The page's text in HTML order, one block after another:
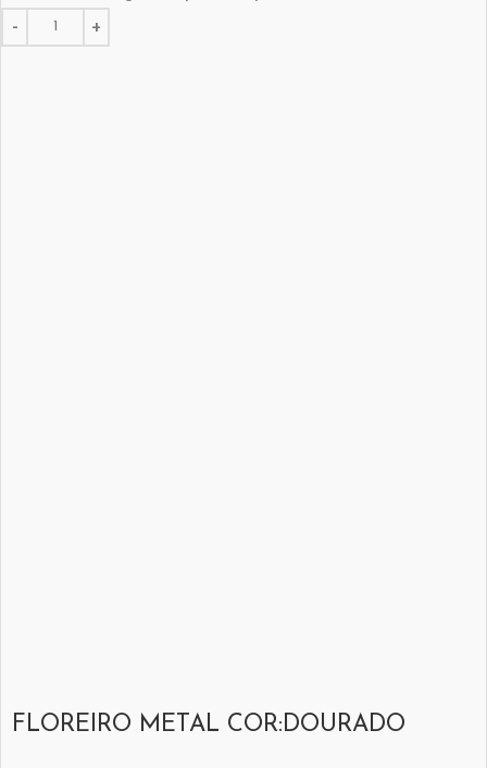
FLOREIRO METAL COR:DOURADO